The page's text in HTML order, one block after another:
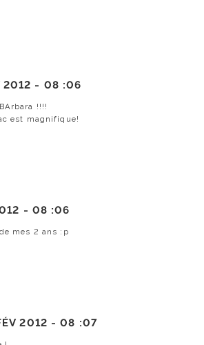
2012 - 08 :06
!!!!
est magnifique!
- 08 :06
mes 2 ans :p
2012 -08 :07